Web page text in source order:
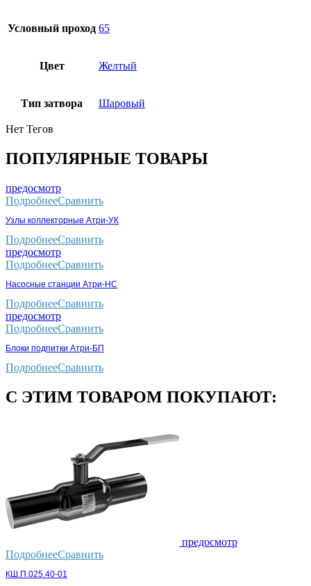
Условный проход 65
Цвет Желтый
Тип затвора Шаровый
Нет Тегов
ПОПУЛЯРНЫЕ ТОВАРЫ
предосмотр
ПодробнееСравнить
Узлы коллекторные Атри-УК
ПодробнееСравнить
предосмотр
ПодробнееСравнить
Насосные станции Атри-НС
ПодробнееСравнить
предосмотр
ПодробнееСравнить
Блоки подпитки Атри-БП
ПодробнееСравнить
С ЭТИМ ТОВАРОМ ПОКУПАЮТ:
предосмотр
ПодробнееСравнить
КШ.П.025.40-01